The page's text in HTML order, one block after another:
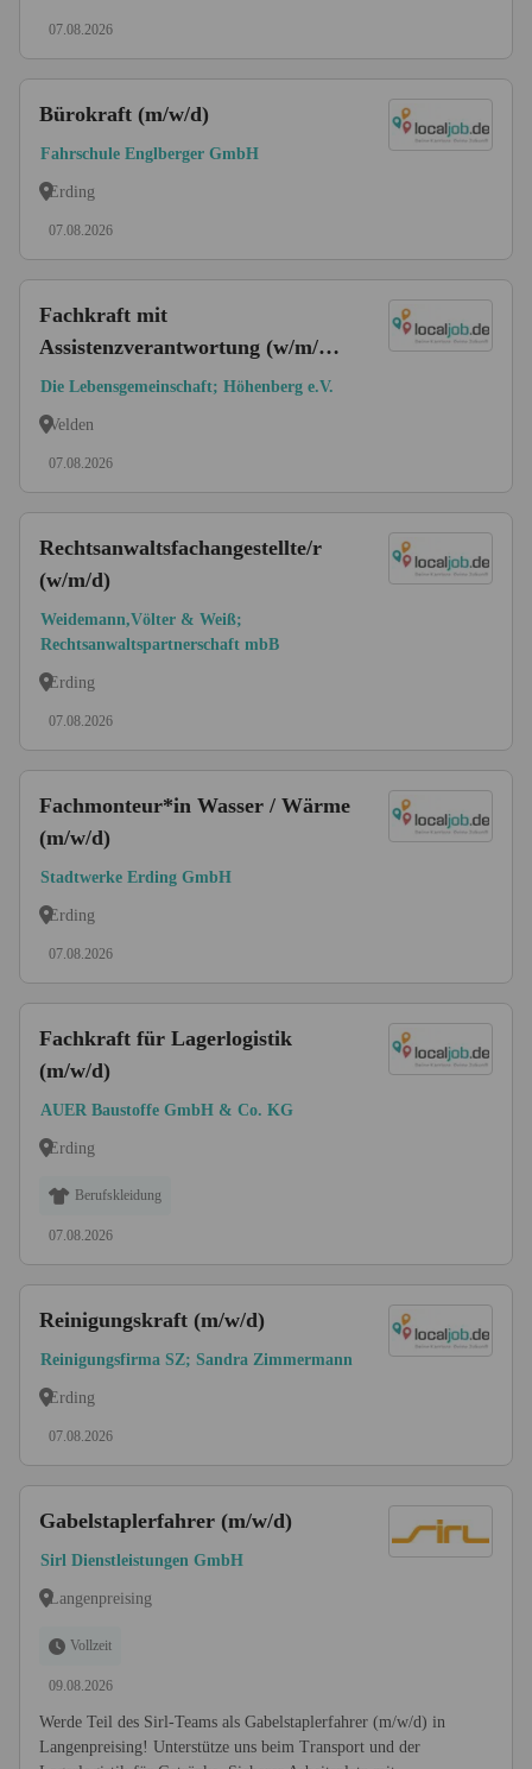
07.08.2026
Bürokraft (m/w/d)
Fahrschule Englberger GmbH
Erding
07.08.2026
Fachkraft mit
Assistenzverantwortung (w/m/d)
in unserer inklusiven Bio-Käserei
Die Lebensgemeinschaft; Höhenberg e.V.
Velden
07.08.2026
Rechtsanwaltsfachangestellte/r
(w/m/d)
Weidemann,Völter & Weiß;
Rechtsanwaltspartnerschaft mbB
Erding
07.08.2026
Fachmonteur*in Wasser / Wärme
(m/w/d)
Stadtwerke Erding GmbH
Erding
07.08.2026
Fachkraft für Lagerlogistik
(m/w/d)
AUER Baustoffe GmbH & Co. KG
Erding
Berufskleidung
07.08.2026
Reinigungskraft (m/w/d)
Reinigungsfirma SZ; Sandra Zimmermann
Erding
07.08.2026
Gabelstaplerfahrer (m/w/d)
Sirl Dienstleistungen GmbH
Langenpreising
Vollzeit
09.08.2026
Werde Teil des Sirl-Teams als Gabelstaplerfahrer (m/w/d) in
Langenpreising! Unterstütze uns beim Transport und der